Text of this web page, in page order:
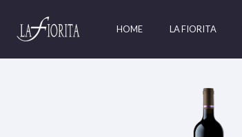
HOME LA FIORITA